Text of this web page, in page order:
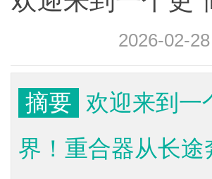
2026-02-28
摘要
欢迎来到一
界！重合器从长